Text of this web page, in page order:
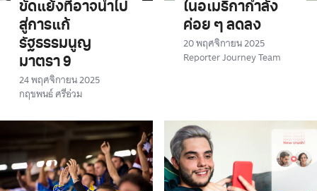
ขัดแย้งที่อาจนำไป
สู่การแก้
รัฐธรรมนูญ
มาตรา 9
24 พฤศจิกายน 2025
กฤชพนธ์ ศรีอ่วม
ในอเมริกากำลัง
ค่อย ๆ ลดลง
20 พฤศจิกายน 2025
Reporter Journey Team